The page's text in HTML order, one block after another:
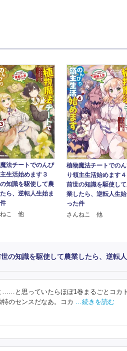
法チートでのんび
生活始めます３
知識を駆使して農
ら、逆転人生始ま
ねこ 他
植物魔法チートでの
り領主生活始めます４
前世の知識を駆使し
業したら、逆転人生始
った件
さんねこ 他
の知識を駆使して農業したら、逆転
と思っていたらほぼ1巻まるごとコカ
のセンスだなあ。コカ …続きを読む